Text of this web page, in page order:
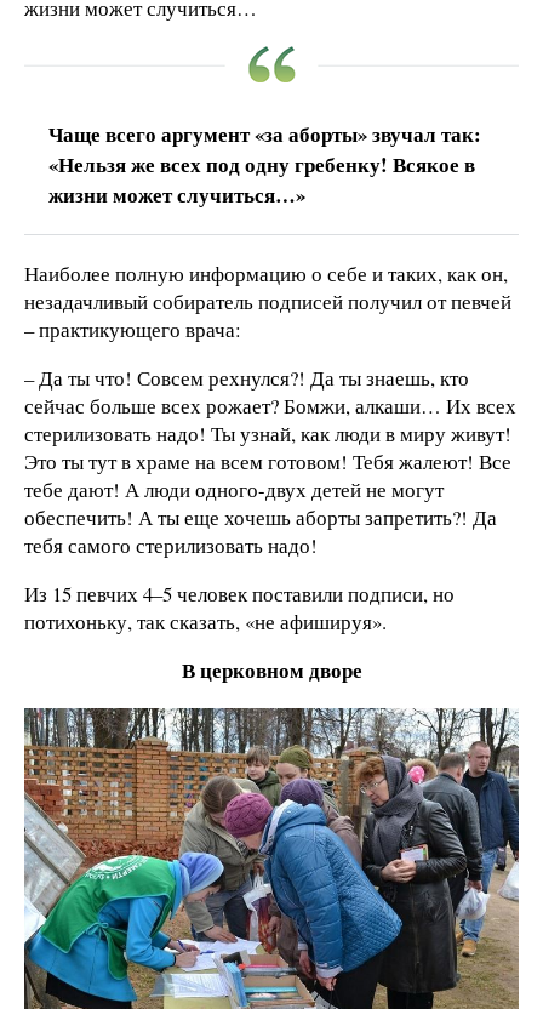
жизни может случиться…
Чаще всего аргумент «за аборты» звучал так:
«Нельзя же всех под одну гребенку! Всякое в
жизни может случиться…»
Наиболее полную информацию о себе и таких, как он,
незадачливый собиратель подписей получил от певчей
– практикующего врача:
– Да ты что! Совсем рехнулся?! Да ты знаешь, кто
сейчас больше всех рожает? Бомжи, алкаши… Их всех
стерилизовать надо! Ты узнай, как люди в миру живут!
Это ты тут в храме на всем готовом! Тебя жалеют! Все
тебе дают! А люди одного-двух детей не могут
обеспечить! А ты еще хочешь аборты запретить?! Да
тебя самого стерилизовать надо!
Из 15 певчих 4–5 человек поставили подписи, но
потихоньку, так сказать, «не афишируя».
В церковном дворе